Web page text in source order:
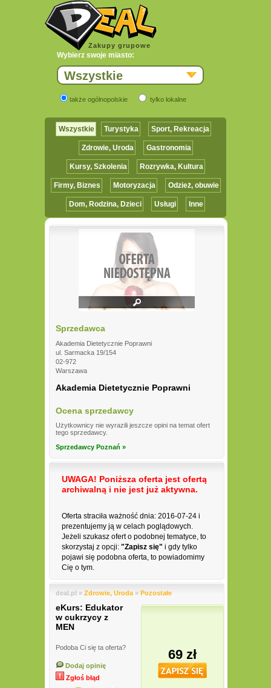
Zakupy grupowe
Wybierz swoje miasto:
Wszystkie
także ogólnopolskie tylko lokalne
Wszystkie Turystyka Sport, Rekreacja
Zdrowie, Uroda Gastronomia
Kursy, Szkolenia Rozrywka, Kultura
Firmy, Biznes Motoryzacja Odzież, obuwie
Dom, Rodzina, Dzieci Usługi Inne
Sprzedawca
Akademia Dietetycznie Poprawni
ul. Sarmacka 19/154
02-972
Warszawa
Akademia Dietetycznie Poprawni
Ocena sprzedawcy
Użytkownicy nie wyrazili jeszcze opini na temat ofert
tego sprzedawcy.
Sprzedawcy Poznań »
UWAGA! Poniższa oferta jest ofertą
archiwalną i nie jest już aktywna.
Oferta straciła ważność dnia: 2016-07-24 i
prezentujemy ją w celach poglądowych.
Jeżeli szukasz ofert o podobnej tematyce, to
skorzystaj z opcji: "Zapisz się" i gdy tylko
pojawi się podobna oferta, to powiadomimy
Cię o tym.
deal.pl » Zdrowie, Uroda » Pozostałe
eKurs: Edukator
w cukrzycy z
MEN
Podoba Ci się ta oferta?
Dodaj opinię
Zgłoś błąd
69 zł